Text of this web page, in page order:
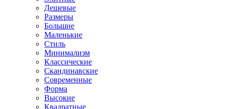
Дешевые
Размеры
Большие
Маленькие
Стиль
Минимализм
Классические
Скандинавские
Современные
Форма
Высокие
Квадратные